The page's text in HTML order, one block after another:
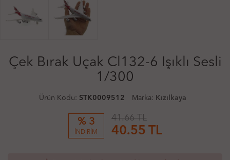
Çek Bırak Uçak Cl132-6 Işıklı Sesli
1/300
Ürün Kodu: STK0009512 Marka: Kızılkaya
% 3
İNDİRİM
41.66 TL
40.55 TL